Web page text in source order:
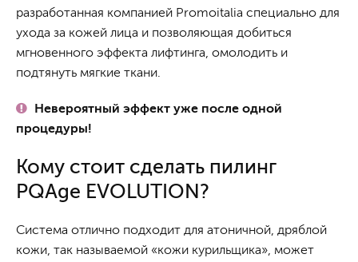
разработанная компанией Promoitalia специально для
ухода за кожей лица и позволяющая добиться
мгновенного эффекта лифтинга, омолодить и
подтянуть мягкие ткани.
Невероятный эффект уже после одной
процедуры!
Кому стоит сделать пилинг
PQAge EVOLUTION?
Система отлично подходит для атоничной, дряблой
кожи, так называемой «кожи курильщика», может